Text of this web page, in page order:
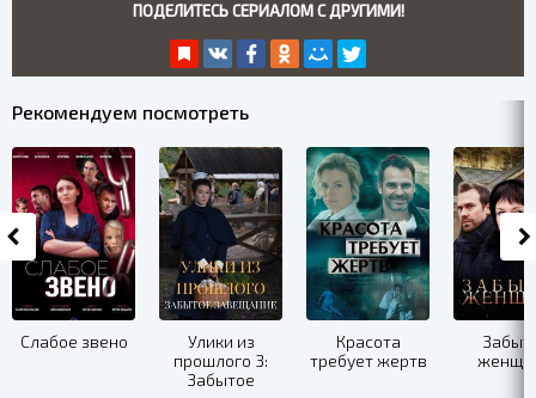
ПОДЕЛИТЕСЬ СЕРИАЛОМ С ДРУГИМИ!
Рекомендуем посмотреть
Слабое звено
Улики из
прошлого 3:
Забытое
Красота
требует жертв